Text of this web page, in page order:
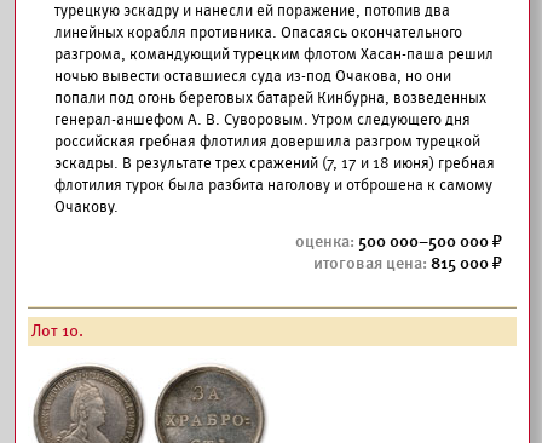
турецкую эскадру и нанесли ей поражение, потопив два
линейных корабля противника. Опасаясь окончательного
разгрома, командующий турецким флотом Хасан-паша решил
ночью вывести оставшиеся суда из-под Очакова, но они
попали под огонь береговых батарей Кинбурна, возведенных
генерал-аншефом А. В. Суворовым. Утром следующего дня
российская гребная флотилия довершила разгром турецкой
эскадры. В результате трех сражений (7, 17 и 18 июня) гребная
флотилия турок была разбита наголову и отброшена к самому
Очакову.
500 000–500 000
815 000
Лот 10.